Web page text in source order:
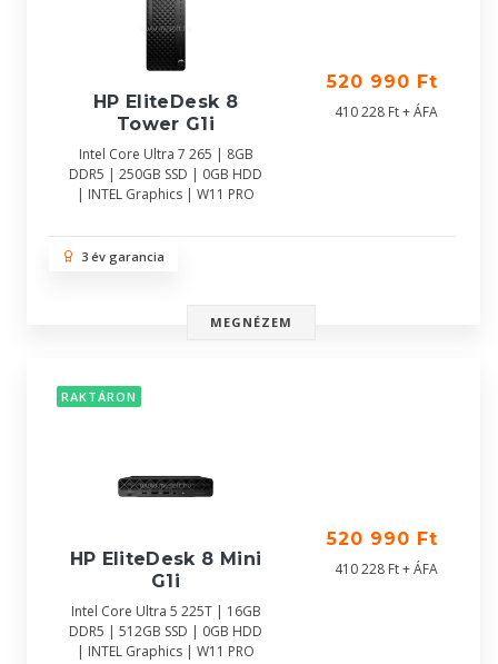
HP EliteDesk 8
Tower G1i
Intel Core Ultra 7 265 | 8GB
DDR5 | 250GB SSD | 0GB HDD
| INTEL Graphics | W11 PRO
520 990 Ft
410 228 Ft + ÁFA
3 év garancia
MEGNÉZEM
RAKTÁRON
HP EliteDesk 8 Mini
G1i
Intel Core Ultra 5 225T | 16GB
DDR5 | 512GB SSD | 0GB HDD
| INTEL Graphics | W11 PRO
520 990 Ft
410 228 Ft + ÁFA